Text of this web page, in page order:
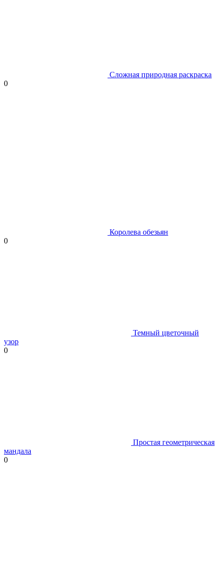
Сложная природная раскраска
0
Королева обезьян
0
Темный цветочный
узор
0
Простая геометрическая
мандала
0